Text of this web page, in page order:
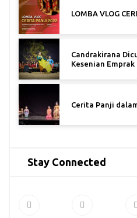
LOMBA VLOG
Candrakirana
Kesenian Emprak
Cerita Panji
Stay Connected